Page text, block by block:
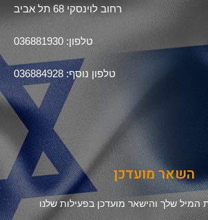
רחוב לוינסקי 68 תל אביב
טלפון: 036881930
טלפון נוסף: 036884928
השאר מועדכן
שלך והישאר מועדכן בפעילות שלנו